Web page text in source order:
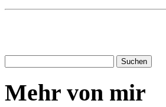
Mehr von mir